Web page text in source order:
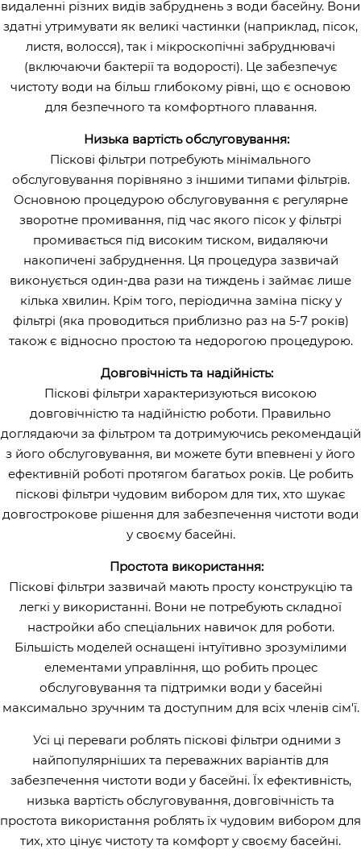
видаленні різних видів забруднень з води басейну. Вони
здатні утримувати як великі частинки (наприклад, пісок,
листя, волосся), так і мікроскопічні забруднювачі
(включаючи бактерії та водорості). Це забезпечує
чистоту води на більш глибокому рівні, що є основою
для безпечного та комфортного плавання.
Низька вартість обслуговування:
Піскові фільтри потребують мінімального
обслуговування порівняно з іншими типами фільтрів.
Основною процедурою обслуговування є регулярне
зворотне промивання, під час якого пісок у фільтрі
промивається під високим тиском, видаляючи
накопичені забруднення. Ця процедура зазвичай
виконується один-два рази на тиждень і займає лише
кілька хвилин. Крім того, періодична заміна піску у
фільтрі (яка проводиться приблизно раз на 5-7 років)
також є відносно простою та недорогою процедурою.
Довговічність та надійність:
Піскові фільтри характеризуються високою
довговічністю та надійністю роботи. Правильно
доглядаючи за фільтром та дотримуючись рекомендацій
з його обслуговування, ви можете бути впевнені у його
ефективній роботі протягом багатьох років. Це робить
піскові фільтри чудовим вибором для тих, хто шукає
довгострокове рішення для забезпечення чистоти води
у своєму басейні.
Простота використання:
Піскові фільтри зазвичай мають просту конструкцію та
легкі у використанні. Вони не потребують складної
настройки або спеціальних навичок для роботи.
Більшість моделей оснащені інтуїтивно зрозумілими
елементами управління, що робить процес
обслуговування та підтримки води у басейні
максимально зручним та доступним для всіх членів сім'ї.
Усі ці переваги роблять піскові фільтри одними з
найпопулярніших та переважних варіантів для
забезпечення чистоти води у басейні. Їх ефективність,
низька вартість обслуговування, довговічність та
простота використання роблять їх чудовим вибором для
тих, хто цінує чистоту та комфорт у своєму басейні.